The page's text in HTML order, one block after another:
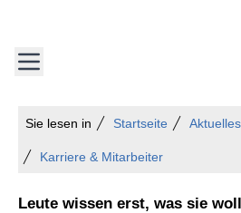
Sie lesen in Startseite
Karriere & Mitarbeiter
Leute wissen erst, was sie